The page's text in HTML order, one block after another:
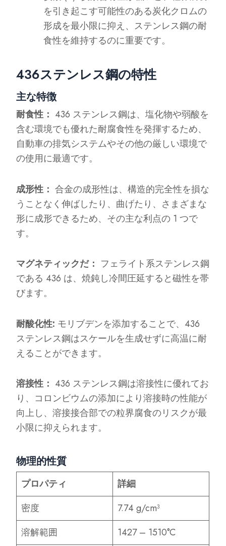
を引き起こす可能性のある炭化クロムの
形成を最小限に抑え、ステンレス鋼の耐
食性を維持するのに重要です。
436ステンレス鋼の特性
主な特徴
耐食性： 436 ステンレス鋼は、塩化物や弱酸を
含む環境でも優れた耐腐食性を発揮するため、
自動車の排気システムやその他の厳しい環境で
の使用に最適です。
成形性：合金の成形性は、構造的完全性を損な
うことなく伸ばしたり、曲げたり、さまざまな
形に成形できるため、その主な利点の 1 つで
す。
マグネティックだ： フェライト系ステンレス鋼
である 436 は、焼鈍し冷間圧延すると磁性を帯
びます。
耐酸化性: モリブデンを添加することで、436
ステンレス鋼はスケールを生成せずに高温に耐
えることができます。
溶接性： 436 ステンレス鋼は溶接性に優れてお
り、コロンビウムの添加により溶接時の性能が
向上し、溶接接合部での粒界腐食のリスクが最
小限に抑えられます。
物理的性質
プロパティ
詳細
密度
7.74 g/cm³
溶解範囲
1427 – 1510°C